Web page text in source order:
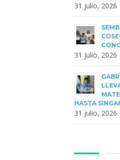
31 julio, 2026
31 julio, 2026
HASTA
31 julio, 2026